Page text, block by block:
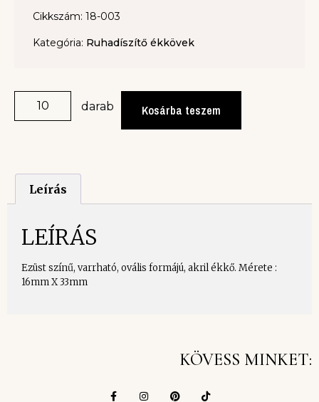
Cikkszám: 18-003
Kategória: Ruhadíszítő ékkövek
darab Kosárba teszem
Leírás
LEÍRÁS
Ezüst színű, varrható, ovális formájú, akril ékkő. Mérete :
16mm X 33mm
KÖVESS MINKET: